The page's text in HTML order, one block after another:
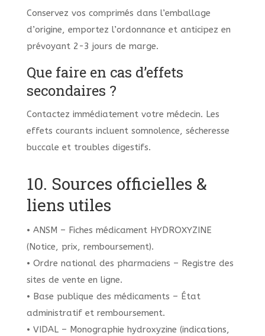
Conservez vos comprimés dans l’emballage
d’origine, emportez l’ordonnance et anticipez en
prévoyant 2-3 jours de marge.
Que faire en cas d’effets
secondaires ?
Contactez immédiatement votre médecin. Les
effets courants incluent somnolence, sécheresse
buccale et troubles digestifs.
10. Sources officielles &
liens utiles
• ANSM – Fiches médicament HYDROXYZINE
(Notice, prix, remboursement).
• Ordre national des pharmaciens – Registre des
sites de vente en ligne.
• Base publique des médicaments – État
administratif et remboursement.
• VIDAL – Monographie hydroxyzine (indications,